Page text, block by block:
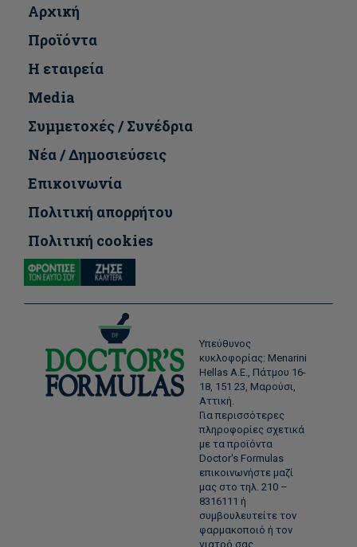
Αρχική
Προϊόντα
Η εταιρεία
Media
Συμμετοχές / Συνέδρια
Νέα / Δημοσιεύσεις
Επικοινωνία
Πολιτική απορρήτου
Πολιτική cookies
Υπεύθυνος
κυκλοφορίας: Menarini
Hellas Α.Ε., Πάτμου 16-
18, 151 23, Μαρούσι,
Αττική.
Για περισσότερες
πληροφορίες σχετικά
με τα προϊόντα
Doctor's Formulas
επικοινωνήστε μαζί
μας στο τηλ. 210 –
8316111 ή
συμβουλευτείτε τον
φαρμακοποιό ή τον
γιατρό σας.